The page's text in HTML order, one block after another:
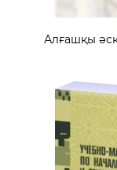
Алғашқы